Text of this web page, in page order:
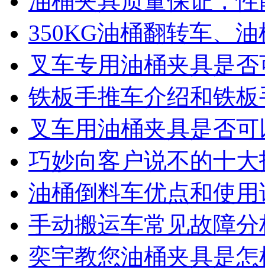
350KG油桶翻转车、
叉车专用油桶夹具是
铁板手推车介绍和铁
叉车用油桶夹具是否
巧妙向客户说不的十大
油桶倒料车优点和使用
手动搬运车常见故障
奕宇教您油桶夹具是